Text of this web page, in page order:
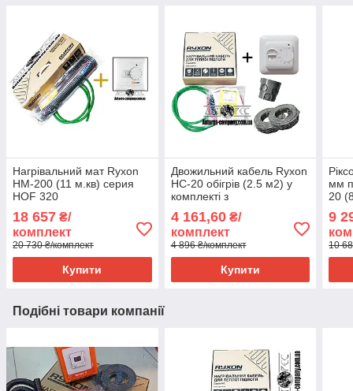
Нагрівальний мат Ryxon
HM-200 (11 м.кв) серия
HOF 320
18 657 ₴/
комплект
20 730 ₴/комплект
Купити
Двожильний кабель Ryxon
HC-20 обігрів (2.5 м2) у
комплекті з
70.26
4 161,60₴/
комплект
4 896 ₴/комплект
Купити
мм
20
9
10
Подібні товари компанії